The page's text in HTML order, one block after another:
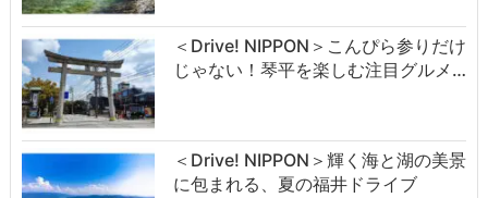
＜Drive! NIPPON＞こんぴら参りだけ
じゃない！琴平を楽しむ注目グルメ…
＜Drive! NIPPON＞輝く海と湖の美景
に包まれる、夏の福井ドライブ